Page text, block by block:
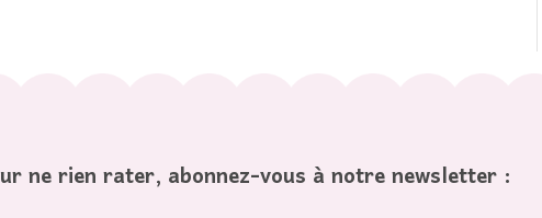
ne rien rater, abonnez-vous à notre newsletter :